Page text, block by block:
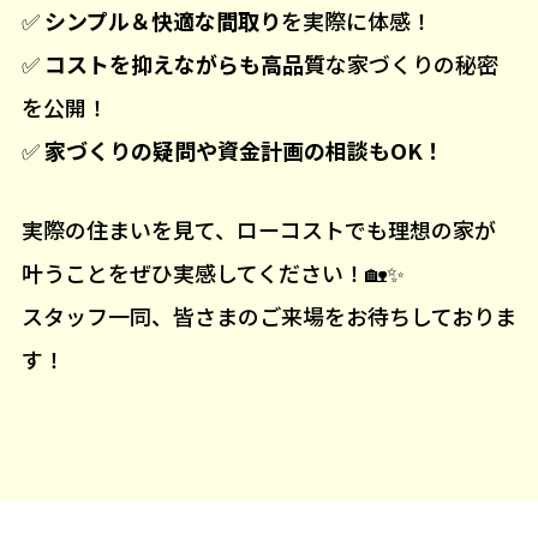
✅シンプル＆快適な間取りを実際に体感！
✅ コストを抑えながらも高品質な家づくりの秘密
を公開！
✅家づくりの疑問や資金計画の相談もOK！
実際の住まいを見て、ローコストでも理想の家が
叶うことをぜひ実感してください！🏡✨
スタッフ一同、皆さまのご来場をお待ちしておりま
す！